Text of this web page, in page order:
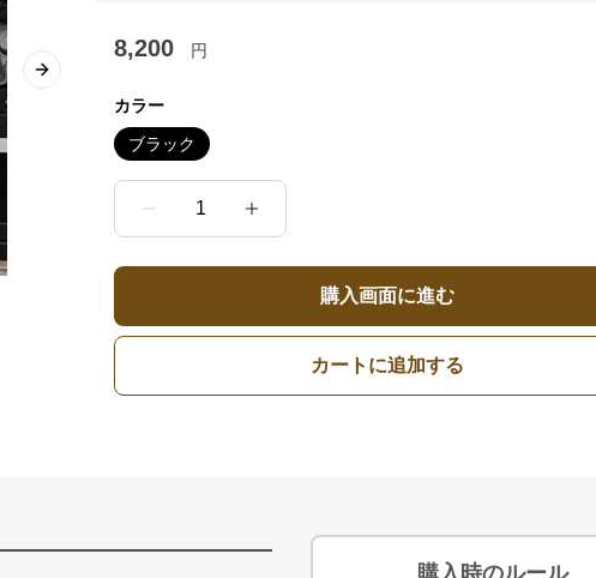
Next slide
8,200 円
カラー
ブラック
1
購入画面に進む
カートに追加する
購入時のルール